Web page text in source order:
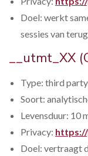
Doel: werkt
sessies van
__utmt_XX
Type: third party
Soort:
Levensduur: 10
Privacy:
Doel: vertraagt